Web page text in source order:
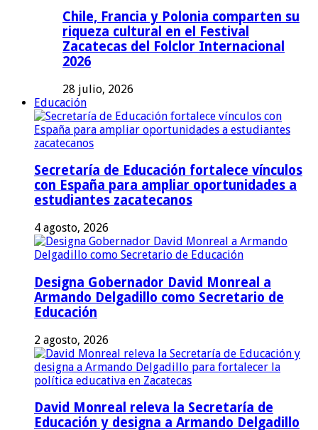
Chile, Francia y Polonia comparten su
riqueza cultural en el Festival
Zacatecas del Folclor Internacional
2026
28 julio, 2026
Educación
Secretaría de Educación fortalece vínculos
con España para ampliar oportunidades a
estudiantes zacatecanos
4 agosto, 2026
Designa Gobernador David Monreal a
Armando Delgadillo como Secretario de
Educación
2 agosto, 2026
David Monreal releva la Secretaría de
Educación y designa a Armando Delgadillo